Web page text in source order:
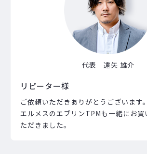
代表 遠矢 雄介
リピーター様
ご依頼いただきありがとうございます。
エルメスのエブリンTPMも一緒にお買
ただきました。